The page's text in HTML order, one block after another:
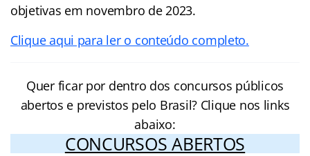
objetivas em novembro de 2023.
Clique aqui para ler o conteúdo completo.
Quer ficar por dentro dos concursos públicos
abertos e previstos pelo Brasil? Clique nos links
abaixo:
CONCURSOS ABERTOS